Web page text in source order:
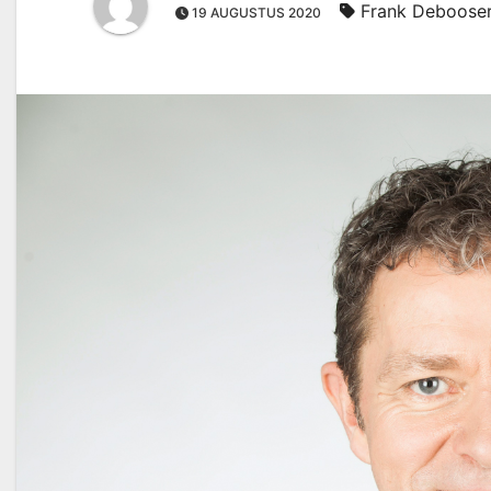
19 AUGUSTUS 2020 Frank